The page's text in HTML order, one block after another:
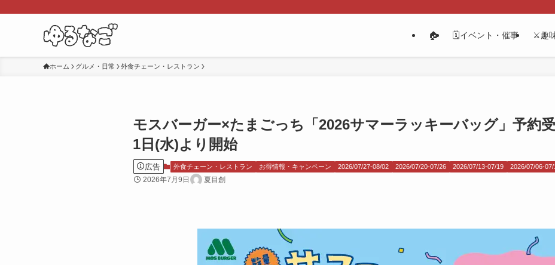
🏠 🗓️イベント・催事 ⚔️趣
ホーム グルメ・日常 外食チェーン・レストラン
モスバーガー×たまごっち「2026サマーラッキーバッグ」予約受
1日(水)より開始
広告 外食チェーン・レストラン お得情報・キャンペーン 2026/07/27-08/02 2026/07/20-07/26 2026/07/13-07/19 2026/07/06-07/
2026年7月9日 夏目創